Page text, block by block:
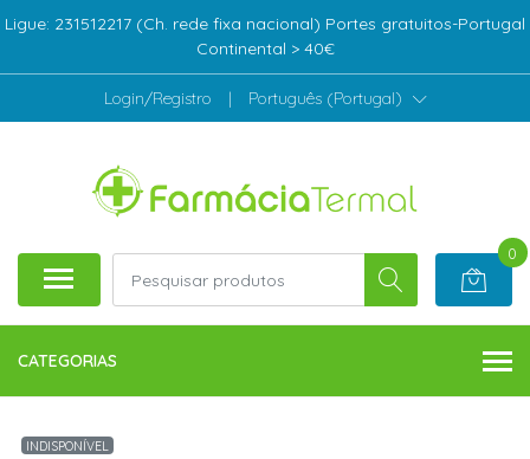
Ligue: 231512217 (Ch. rede fixa nacional) Portes gratuitos-Portugal
Continental > 40€
Login/Registro | Português (Portugal)
0
CATEGORIAS
INDISPONÍVEL